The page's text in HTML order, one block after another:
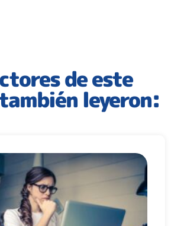
de este
leyeron: